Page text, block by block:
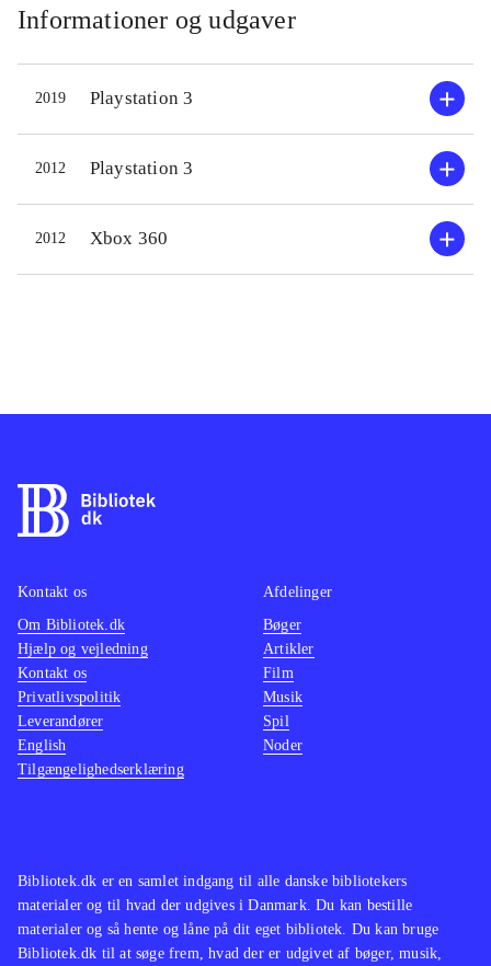
Informationer og udgaver
2019 Playstation 3
2012 Playstation 3
2012 Xbox 360
Bibliotek.dk er en samlet indgang til alle danske bibliotekers
materialer og til hvad der udgives i Danmark. Du kan bestille
materialer og så hente og låne på dit eget bibliotek. Du kan bruge
Bibliotek.dk til at søge frem, hvad der er udgivet af bøger, musik,
Kontakt os
Om Bibliotek.dk
Hjælp og vejledning
Kontakt os
Privatlivspolitik
Leverandører
English
Tilgængelighedserklæring
Afdelinger
Bøger
Artikler
Film
Musik
Spil
Noder